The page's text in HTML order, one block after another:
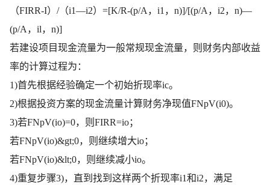
（FIRR-I）/（i1—i2）=[K/R-(p/A，i1，n)]/[(p/A，i2，n)—
(p/A，il，n)]
若建设项目现金流量为一般常规现金流量，则财务内部收益
率的计算过程为：
1)首先根据经验确定一个初始折现率ic。
2)根据投资方案的现金流量计算财务净现值FNpV(i0)。
3)若FNpV(io)=0，则FIRR=io；
若FNpV(io)&gt;0，则继续增大io；
若FNpV(io)&lt;0，则继续减小io。
4)重复步骤3)，直到找到这样两个折现率i1和i2，满足